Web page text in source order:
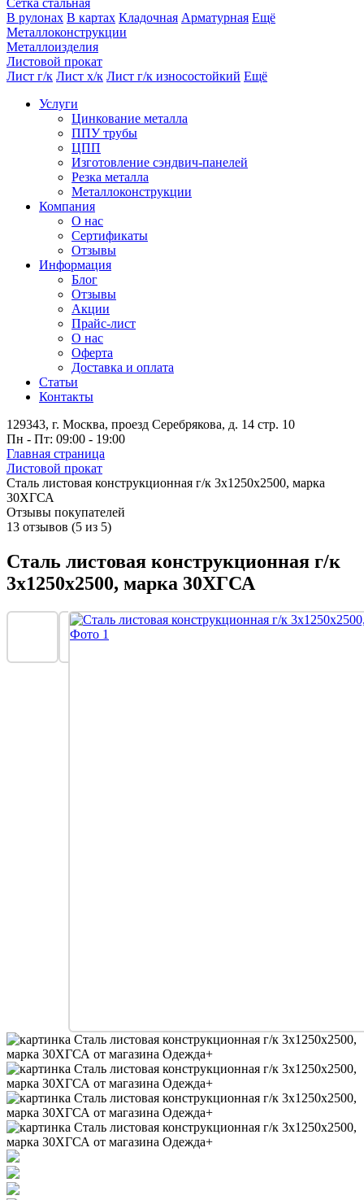
Сетка стальная
В рулонах В картах Кладочная Арматурная Ещё
Металлоконструкции
Металлоизделия
Листовой прокат
Лист г/к Лист х/к Лист г/к износостойкий Ещё
Услуги
Цинкование металла
ППУ трубы
ЦПП
Изготовление сэндвич-панелей
Резка металла
Металлоконструкции
Компания
О нас
Сертификаты
Отзывы
Информация
Блог
Отзывы
Акции
Прайс-лист
О нас
Оферта
Доставка и оплата
Статьи
Контакты
129343, г. Москва, проезд Серебрякова, д. 14 стр. 10
Пн - Пт: 09:00 - 19:00
Главная страница
Листовой прокат
Сталь листовая конструкционная г/к 3х1250х2500, марка
30ХГСА
Отзывы покупателей
13 отзывов (5 из 5)
Сталь листовая конструкционная г/к
3х1250х2500, марка 30ХГСА